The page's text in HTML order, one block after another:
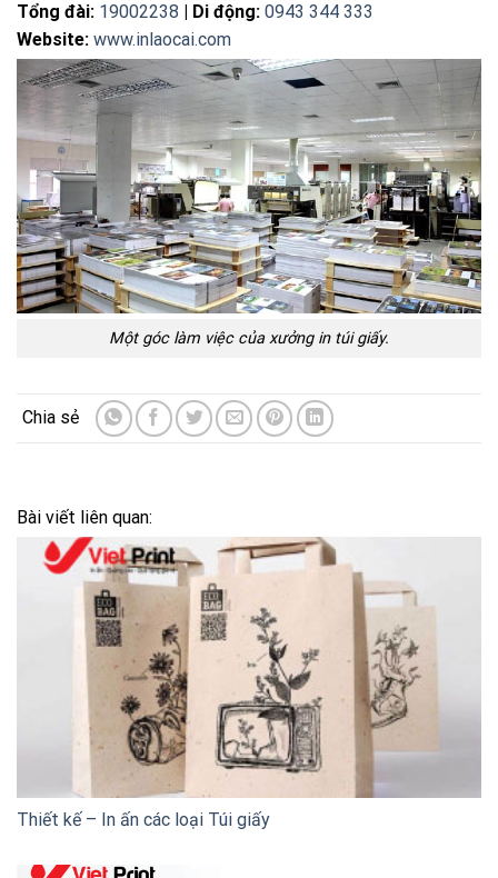
Tổng đài: 19002238 | Di động: 0943 344 333
Website: www.inlaocai.com
Một góc làm việc của xưởng in túi giấy.
Bài viết liên quan:
Thiết kế – In ấn các loại Túi giấy